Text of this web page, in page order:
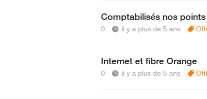
Comptabilisés nos
0 il y a plus de 5 ans
Internet et fibre Orange
0 il y a plus de 5 ans